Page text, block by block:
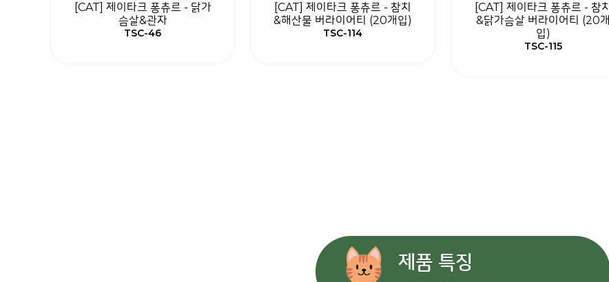
[CAT] 제이타크 퐁츄르 - 닭가
슴살&관자
TSC-46
[CAT] 제이타크 퐁츄르 - 참치
&해산물 버라이어티 (20개입)
TSC-114
[CAT] 제이타크 퐁츄르 - 참치
&닭가슴살 버라이어티 (20개
입)
TSC-115
제품 특징